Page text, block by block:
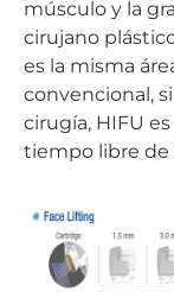
músculo y la
cirujano
es la misma
convencional,
cirugía, HIFU
tiempo libre de